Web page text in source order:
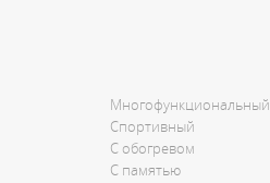
Многофункциональный
Спортивный
С обогревом
С памятью